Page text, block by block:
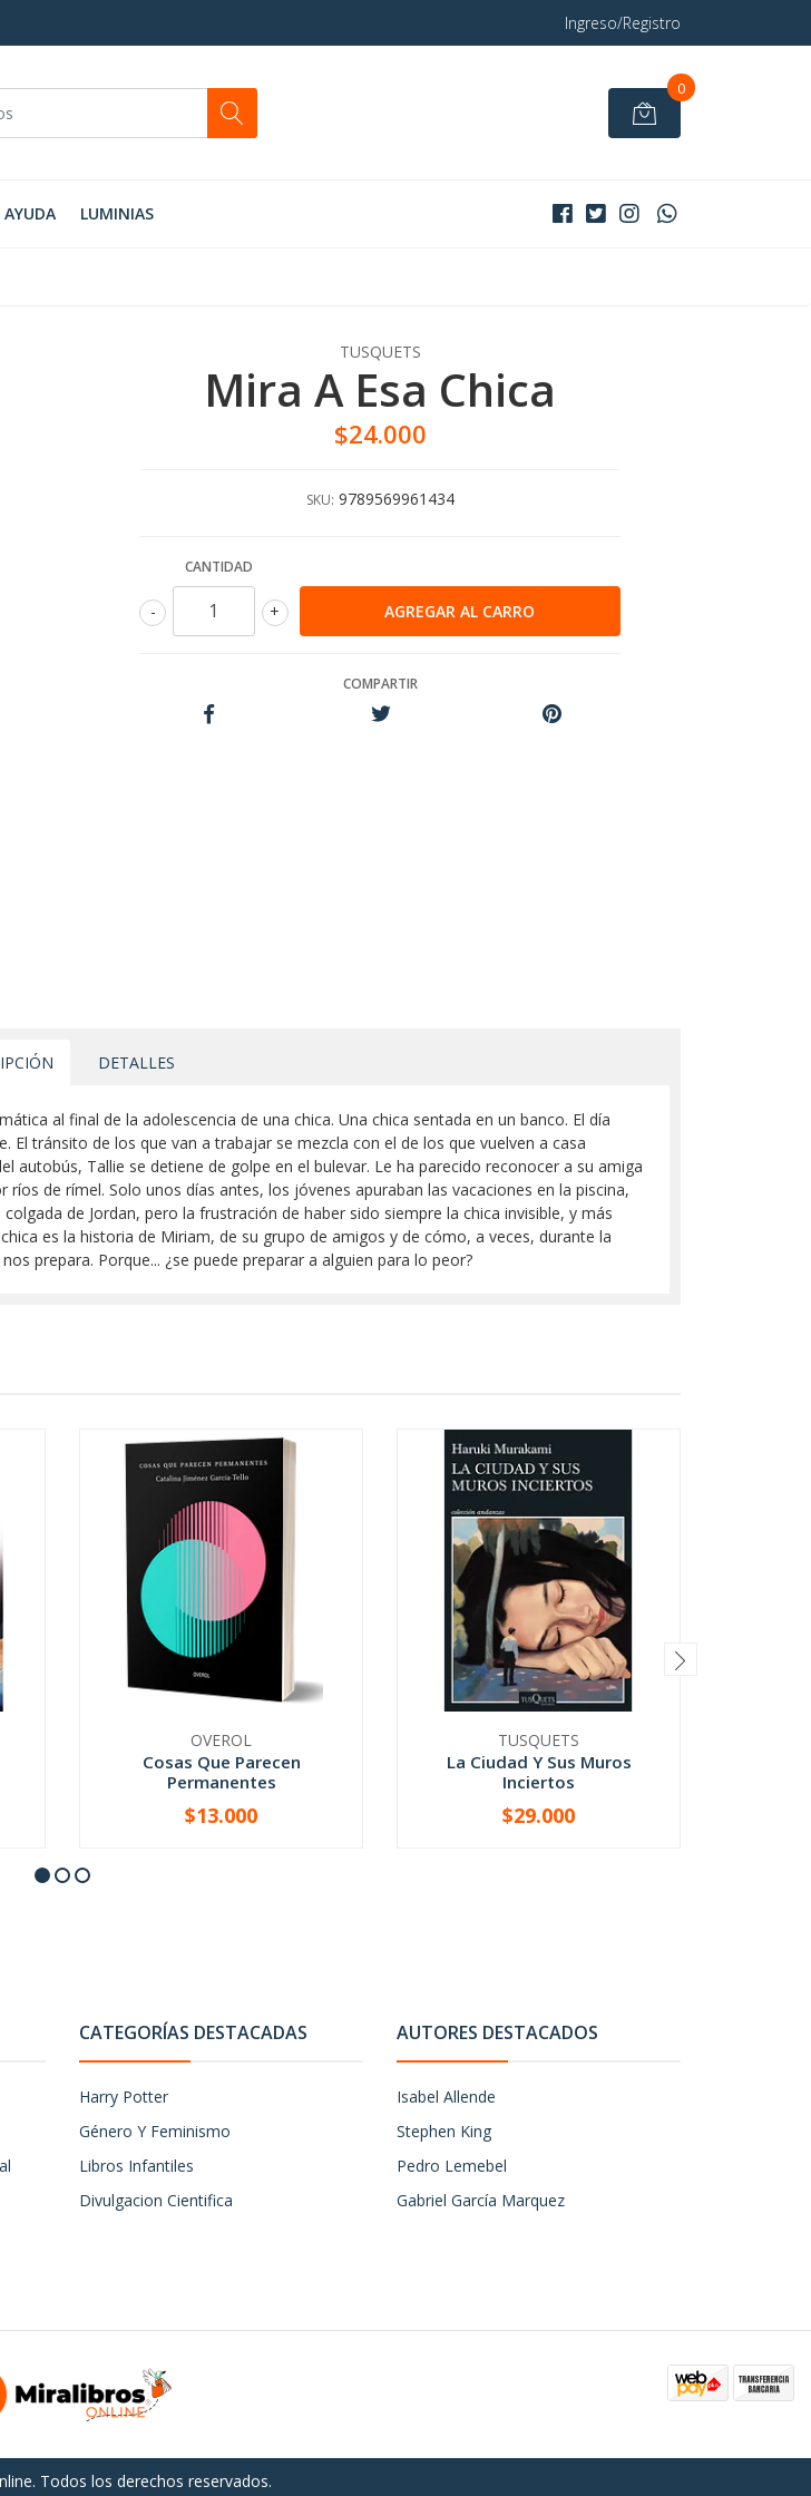
Ingreso/Registro
0
LUMINIAS
TUSQUETS
Mira A Esa Chica
$24.000
SKU: 9789569961434
CANTIDAD
+
-
COMPARTIR
DETALLES
al final de la adolescencia de una chica. Una chica sentada en un banco. El día
tránsito de los que van a trabajar se mezcla con el de los que vuelven a casa
Tallie se detiene de golpe en el bulevar. Le ha parecido reconocer a su amiga
de rímel. Solo unos días antes, los jóvenes apuraban las vacaciones en la piscina,
de Jordan, pero la frustración de haber sido siempre la chica invisible, y más
es la historia de Miriam, de su grupo de amigos y de cómo, a veces, durante la
prepara. Porque... ¿se puede preparar a alguien para lo peor?
OVEROL
Cosas Que Parecen
Permanentes
+
$13.000
TUSQUETS
La Ciudad Y Sus Muros
Inciertos
+
$29.000
CATEGORÍAS DESTACADAS
Harry Potter
Género Y Feminismo
Libros Infantiles
Divulgacion Cientifica
AUTORES DESTACADOS
Isabel Allende
Stephen King
Pedro Lemebel
Gabriel García Marquez
Todos los derechos reservados.